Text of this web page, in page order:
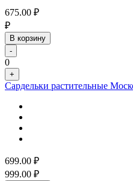
675.00 ₽
₽
В корзину
-
0
+
Сардельки растительные
699.00 ₽
999.00 ₽